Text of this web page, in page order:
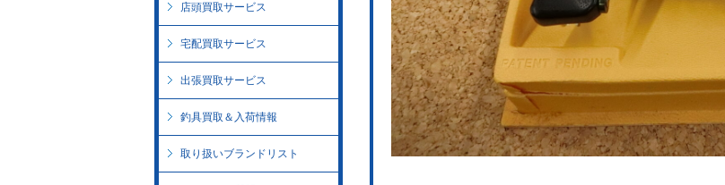
店頭買取サービス
宅配買取サービス
出張買取サービス
釣具買取＆入荷情報
取り扱いブランドリスト